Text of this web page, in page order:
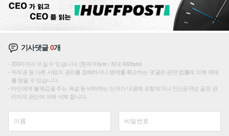
기사댓글0개
200자까지 쓰실 수 있습니다. (현재 0 byte / 최대 400byte)
저작권 등 다른 사람의 권리를 침해하거나 명예를 훼손하는 댓글은 관련 법률에 의해 제재
를 받을 수 있습니다.
타인에게 불쾌감을 주는 욕설 등 비하하는 단어가 내용에 포함되거나 인신공격성 글은 관
리자의 판단에 의해 삭제 합니다.